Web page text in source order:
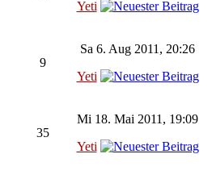
Yeti
9
Sa 6. Aug 2011, 20:26
Yeti
35
Mi 18. Mai 2011, 19:09
Yeti